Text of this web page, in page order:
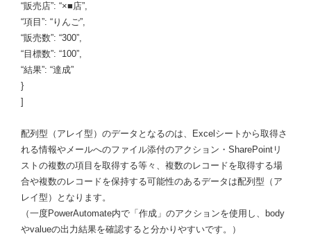
“販売店”: “×■店”,
“項目”: “りんご”,
“販売数”: “300”,
“目標数”: “100”,
“結果”: “達成”
}
]
配列型（アレイ型）のデータとなるのは、Excelシートから取得さ
れる情報やメールへのファイル添付のアクション・SharePointリ
ストの複数の項目を取得する等々、複数のレコードを取得する場
合や複数のレコードを保持する可能性のあるデータは配列型（ア
レイ型）となります。
（一度PowerAutomate内で「作成」のアクションを使用し、body
やvalueの出力結果を確認すると分かりやすいです。）